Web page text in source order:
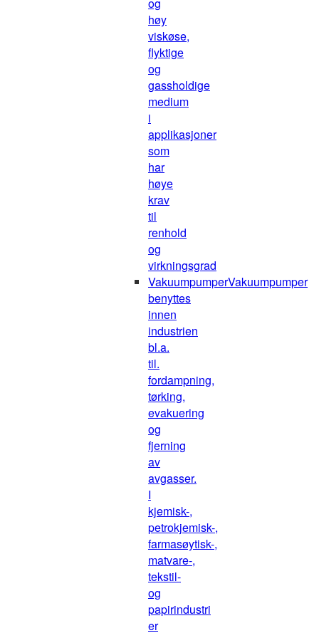
høy
viskøse,
flyktige
og
gassholdige
medium
i
applikasjoner
som
har
høye
krav
til
renhold
og
virkningsgrad
VakuumpumperVakuumpumper
benyttes
innen
industrien
bl.a.
til.
fordampning,
tørking,
evakuering
og
fjerning
av
avgasser.
I
kjemisk-,
petrokjemisk-,
farmasøytisk-,
matvare-,
tekstil-
og
papirindustri
er